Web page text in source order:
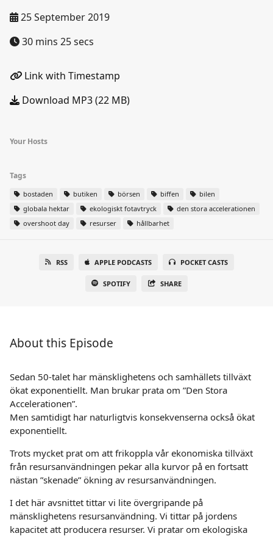
25 September 2019
30 mins 25 secs
Link with Timestamp
Download MP3 (22 MB)
Your Hosts
Tags
bostaden butiken börsen biffen
bilen
globala hektar
ekologiskt fotavtryck
den stora accelerationen
overshoot day
resurser hållbarhet
RSS APPLE PODCASTS POCKET CASTS
SPOTIFY SHARE
About this Episode
Sedan 50-talet har mänsklighetens och samhällets tillväxt
ökat exponentiellt. Man brukar prata om ”Den Stora
Accelerationen”.
Men samtidigt har naturligtvis konsekvenserna också ökat
exponentiellt.
Trots mycket prat om att frikoppla vår ekonomiska tillväxt
från resursanvändningen pekar alla kurvor på en fortsatt
nästan ”skenade” ökning av resursanvändningen.
I det här avsnittet tittar vi lite övergripande på
mänsklighetens resursanvändning. Vi tittar på jordens
kapacitet att producera resurser. Vi pratar om ekologiska